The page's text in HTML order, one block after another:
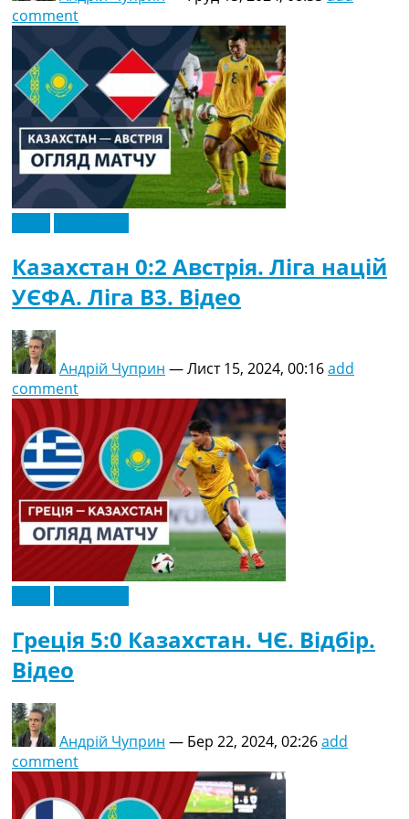
comment
Казахстан 0:2 Австрія. Ліга націй
УЄФА. Ліга B3. Відео
Андрій Чуприн —Лист 15, 2024, 00:16add
comment
Греція 5:0 Казахстан. ЧЄ. Відбір.
Відео
Андрій Чуприн — Бер 22, 2024, 02:26add
comment